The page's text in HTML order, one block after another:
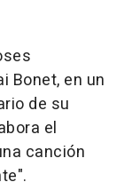
Bonet, en un
de su
el
canción